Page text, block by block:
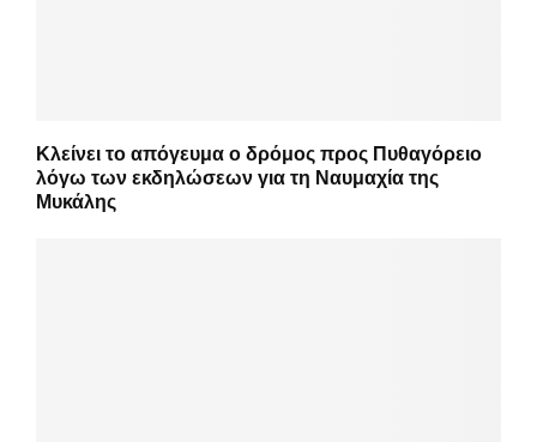
Κλείνει το απόγευμα ο δρόμος προς Πυθαγόρειο
λόγω των εκδηλώσεων για τη Ναυμαχία της
Μυκάλης